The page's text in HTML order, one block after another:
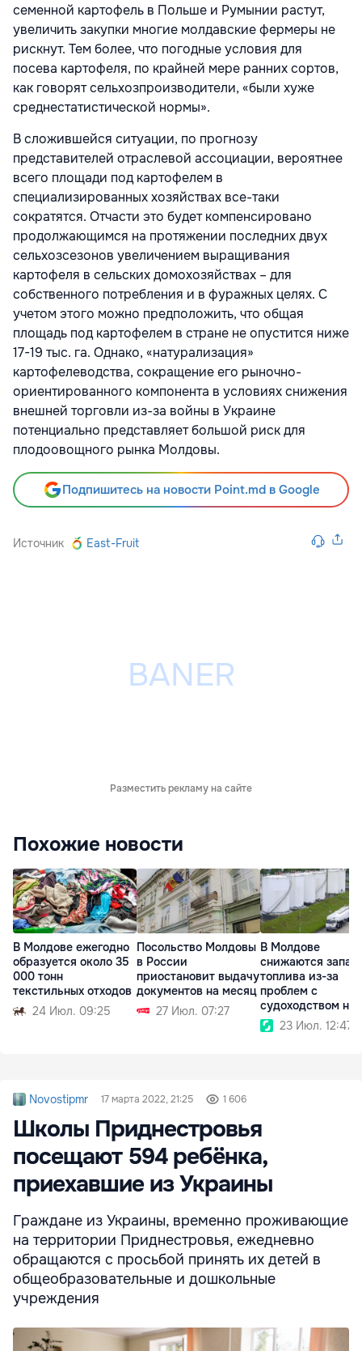
семенной картофель в Польше и Румынии растут,
увеличить закупки многие молдавские фермеры не
рискнут. Тем более, что погодные условия для
посева картофеля, по крайней мере ранних сортов,
как говорят сельхозпроизводители, «были хуже
среднестатистической нормы».
В сложившейся ситуации, по прогнозу
представителей отраслевой ассоциации, вероятнее
всего площади под картофелем в
специализированных хозяйствах все-таки
сократятся. Отчасти это будет компенсировано
продолжающимся на протяжении последних двух
сельхозсезонов увеличением выращивания
картофеля в сельских домохозяйствах – для
собственного потребления и в фуражных целях. С
учетом этого можно предположить, что общая
площадь под картофелем в стране не опустится ниже
17-19 тыс. га. Однако, «натурализация»
картофелеводства, сокращение его рыночно-
ориентированного компонента в условиях снижения
внешней торговли из-за войны в Украине
потенциально представляет большой риск для
плодоовощного рынка Молдовы.
Подпишитесь на новости Point.md в Google
Источник East-Fruit
Разместить рекламу на сайте
Похожие новости
В Молдове ежегодно
образуется около 35
000 тонн
текстильных отходов
24 Июл. 09:25
Посольство Молдовы
в России
приостановит выдачу
документов на месяц
27 Июл. 07:27
В Молдове
снижаются
топлива из-за
проблем с
судоходством на
Дунае23 Июл. 12:47
Novostipmr 17 марта 2022, 21:25 1 606
Школы Приднестровья
посещают 594 ребёнка,
приехавшие из Украины
Граждане из Украины, временно проживающие
на территории Приднестровья, ежедневно
обращаются с просьбой принять их детей в
общеобразовательные и дошкольные
учреждения